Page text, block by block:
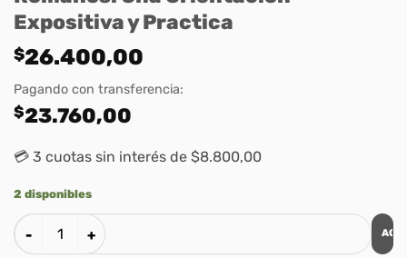
Expositiva y Practica
$26.400,00
Pagando con transferencia:
$23.760,00
💳 3 cuotas sin interés de $8.800,00
2 disponibles
Romanos: Una Orientacion Expositiva y Practica cantidad